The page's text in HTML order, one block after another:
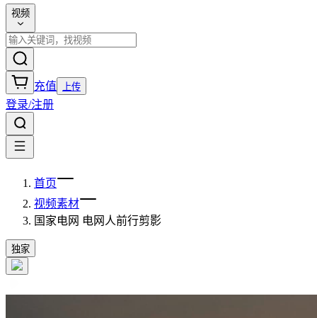
视频
充值 上传
登录/注册
首页
视频素材
国家电网 电网人前行剪影
独家